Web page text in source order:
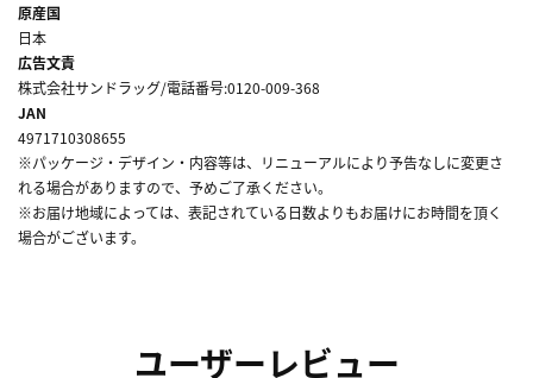
原産国
日本
広告文責
株式会社サンドラッグ/電話番号:0120-009-368
JAN
4971710308655
※パッケージ・デザイン・内容等は、リニューアルにより予告なしに変更さ
れる場合がありますので、予めご了承ください。
※お届け地域によっては、表記されている日数よりもお届けにお時間を頂く
場合がございます。
ユーザーレビュー